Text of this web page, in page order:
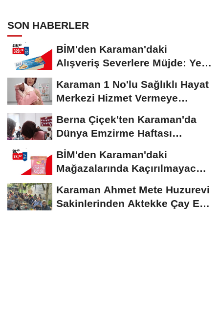
SON HABERLER
BİM'den Karaman'daki
Alışveriş Severlere Müjde: Yeni
Karaman 1 No'lu Sağlıklı Hayat
Merkezi Hizmet Vermeye
Berna Çiçek'ten Karaman'da
Dünya Emzirme Haftası
Etkinliğine Ziyaret
BİM'den Karaman'daki
Mağazalarında Kaçırılmayacak
Karaman Ahmet Mete Huzurevi
Sakinlerinden Aktekke Çay Evi